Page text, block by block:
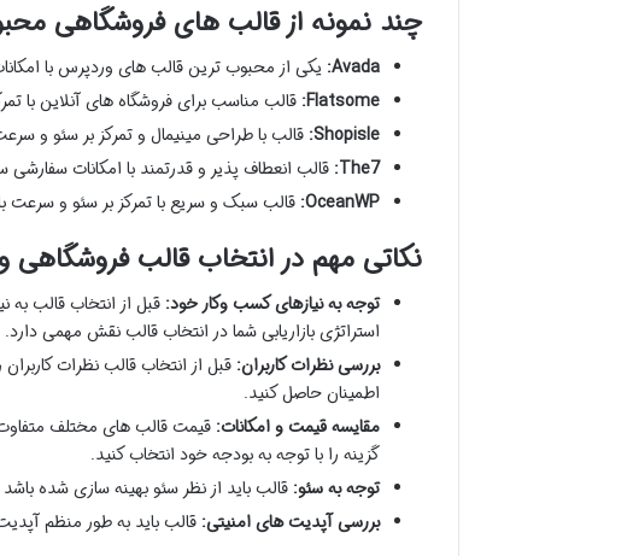
چند نمونه از قالب های فروشگاهی
Avada: یکی از محبوب ترین قالب های وردپرس با
Flatsome: قالب مناسب برای فروشگاه های آنلاین با
Shopisle: قالب با طراحی مینیمال و تمرکز بر سئو و
The7: قالب انعطاف پذیر و قدرتمند با امکانات
OceanWP: قالب سبک و سریع با تمرکز بر سئو و سرعت
نکاتی مهم در انتخاب قالب فروشگاهی
توجه به نیازهای کسب وکار خود: قبل از انتخاب قالب
استراتژی بازاریابی شما در انتخاب قالب نقش مهمی دارد.
بررسی نظرات کاربران: قبل از انتخاب قالب نظرات
اطمینان حاصل کنید.
مقایسه قیمت و امکانات: قیمت قالب های مختلف
گزینه را با توجه به بودجه خود انتخاب کنید.
توجه به سئو: قالب باید از نظر سئو بهینه سازی شده
بررسی آپدیت های امنیتی: قالب باید به طور منظم